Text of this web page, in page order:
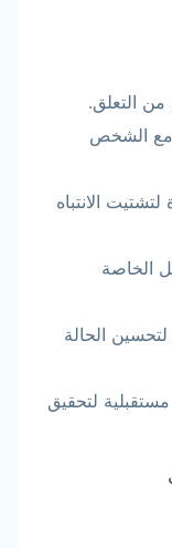
من التعلق.
مع الشخص
الانتباه
الخاصة
الحالة
لتحقيق